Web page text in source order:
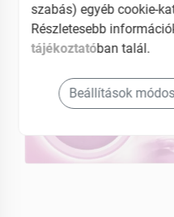
szabás) egyéb cookie-
Részletesebb
tájékoztatóban talál.
Beállítások